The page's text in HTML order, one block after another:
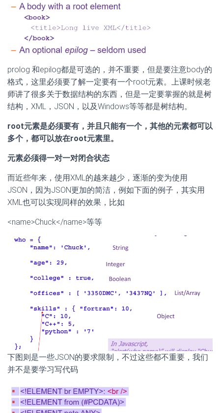
prolog 和epilog都是可选的，并不重要，但是要注意body的
格式，这里必须要了解一定要有一个root元素。上课时候老
师讲了很多关于数据结构的东西，但是一定要掌握的就是树
结构，XML，JSON，以及Windows等等都是树结构。
root元素是必须要有，并且只能有一个，其他的元素都可以
多个，都可以放在root元素里。
元素必须得一对一对闭合状态
而近些年来，使用XML的越来越少，逐渐的变为使用
JSON，因为JSON更加的简洁，例如下面的例子，其实用
XML也可以实现同样的效果，比如
<name>Chuck</name>等等
下图则是一些JSON的要求限制，不过这些都不重要，我们
并不是要学习写代码